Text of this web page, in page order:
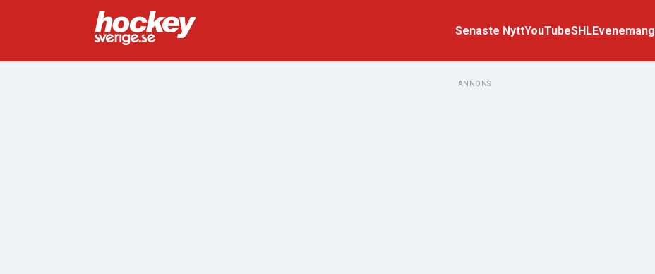
Senaste NyttYouTubeSHLEvenemang
ANNONS